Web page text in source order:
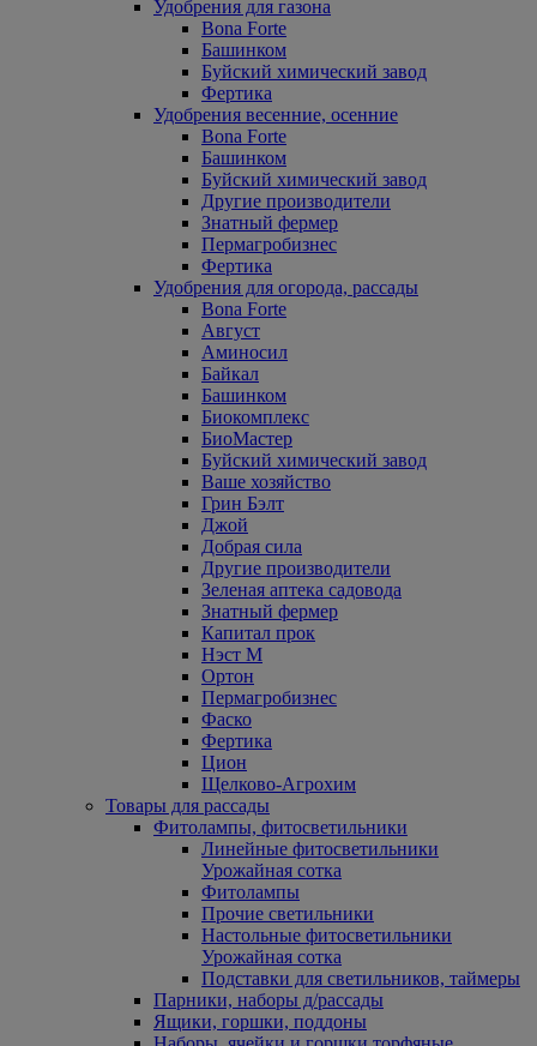
Удобрения для газона
Bona Forte
Башинком
Буйский химический завод
Фертика
Удобрения весенние, осенние
Bona Forte
Башинком
Буйский химический завод
Другие производители
Знатный фермер
Пермагробизнес
Фертика
Удобрения для огорода, рассады
Bona Forte
Август
Аминосил
Байкал
Башинком
Биокомплекс
БиоМастер
Буйский химический завод
Ваше хозяйство
Грин Бэлт
Джой
Добрая сила
Другие производители
Зеленая аптека садовода
Знатный фермер
Капитал прок
Нэст М
Ортон
Пермагробизнес
Фаско
Фертика
Цион
Щелково-Агрохим
Товары для рассады
Фитолампы, фитосветильники
Линейные фитосветильники
Урожайная сотка
Фитолампы
Прочие светильники
Настольные фитосветильники
Урожайная сотка
Подставки для светильников, таймеры
Парники, наборы д/рассады
Ящики, горшки, поддоны